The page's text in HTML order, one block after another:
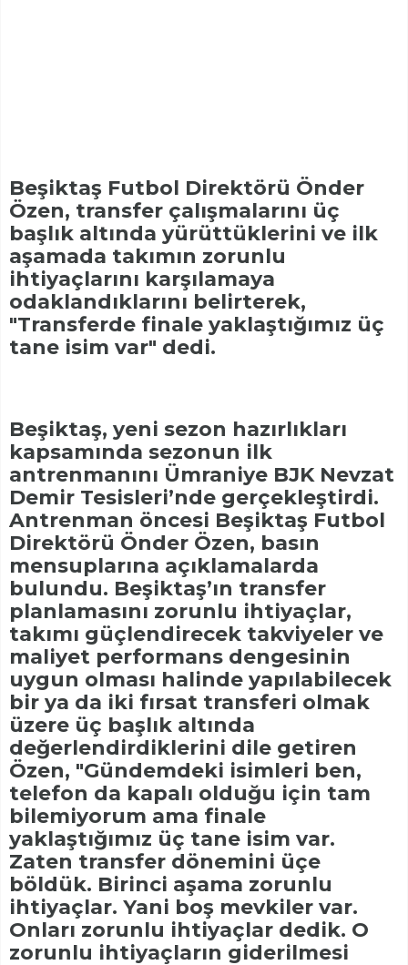
Beşiktaş Futbol Direktörü Önder
Özen, transfer çalışmalarını üç
başlık altında yürüttüklerini ve ilk
aşamada takımın zorunlu
ihtiyaçlarını karşılamaya
odaklandıklarını belirterek,
"Transferde finale yaklaştığımız üç
tane isim var" dedi.
Beşiktaş, yeni sezon hazırlıkları
kapsamında sezonun ilk
antrenmanını Ümraniye BJK Nevzat
Demir Tesisleri’nde gerçekleştirdi.
Antrenman öncesi Beşiktaş Futbol
Direktörü Önder Özen, basın
mensuplarına açıklamalarda
bulundu. Beşiktaş’ın transfer
planlamasını zorunlu ihtiyaçlar,
takımı güçlendirecek takviyeler ve
maliyet performans dengesinin
uygun olması halinde yapılabilecek
bir ya da iki fırsat transferi olmak
üzere üç başlık altında
değerlendirdiklerini dile getiren
Özen, "Gündemdeki isimleri ben,
telefon da kapalı olduğu için tam
bilemiyorum ama finale
yaklaştığımız üç tane isim var.
Zaten transfer dönemini üçe
böldük. Birinci aşama zorunlu
ihtiyaçlar. Yani boş mevkiler var.
Onları zorunlu ihtiyaçlar dedik. O
zorunlu ihtiyaçların giderilmesi